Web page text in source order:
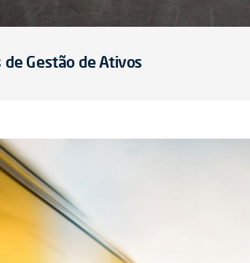
Gestão de Ativos